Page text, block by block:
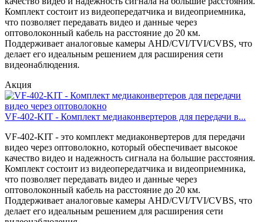
Комплект состоит из видеопередатчика и видеоприемника,
что позволяет передавать видео и данные через
оптоволоконный кабель на расстояние до 20 км.
Поддерживает аналоговые камеры AHD/CVI/TVI/CVBS, что
делает его идеальным решением для расширения сети
видеонаблюдения.
Акция
VF-402-KIT - Комплект медиаконвертеров для передачи в...
VF-402-KIT - это комплект медиаконвертеров для передачи
видео через оптоволокно, который обеспечивает высокое
качество видео и надежность сигнала на большие расстояния.
Комплект состоит из видеопередатчика и видеоприемника,
что позволяет передавать видео и данные через
оптоволоконный кабель на расстояние до 20 км.
Поддерживает аналоговые камеры AHD/CVI/TVI/CVBS, что
делает его идеальным решением для расширения сети